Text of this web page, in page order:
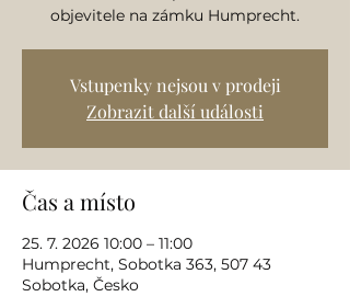
objevitele na zámku Humprecht.
Vstupenky nejsou v prodeji
Zobrazit další události
Čas a místo
25. 7. 2026 10:00 – 11:00
Humprecht, Sobotka 363, 507 43
Sobotka, Česko